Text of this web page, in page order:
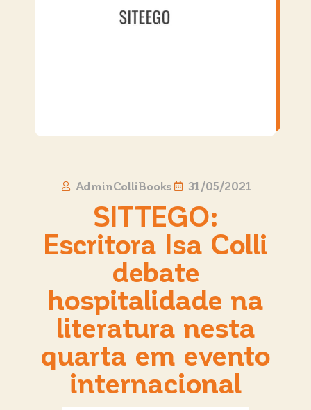
AdminColliBooks 31/05/2021
SITTEGO:
Escritora Isa Colli
debate
hospitalidade na
literatura nesta
quarta em evento
internacional